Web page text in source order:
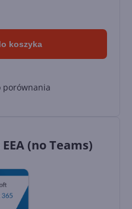
koszyka
porównania
(no Teams)